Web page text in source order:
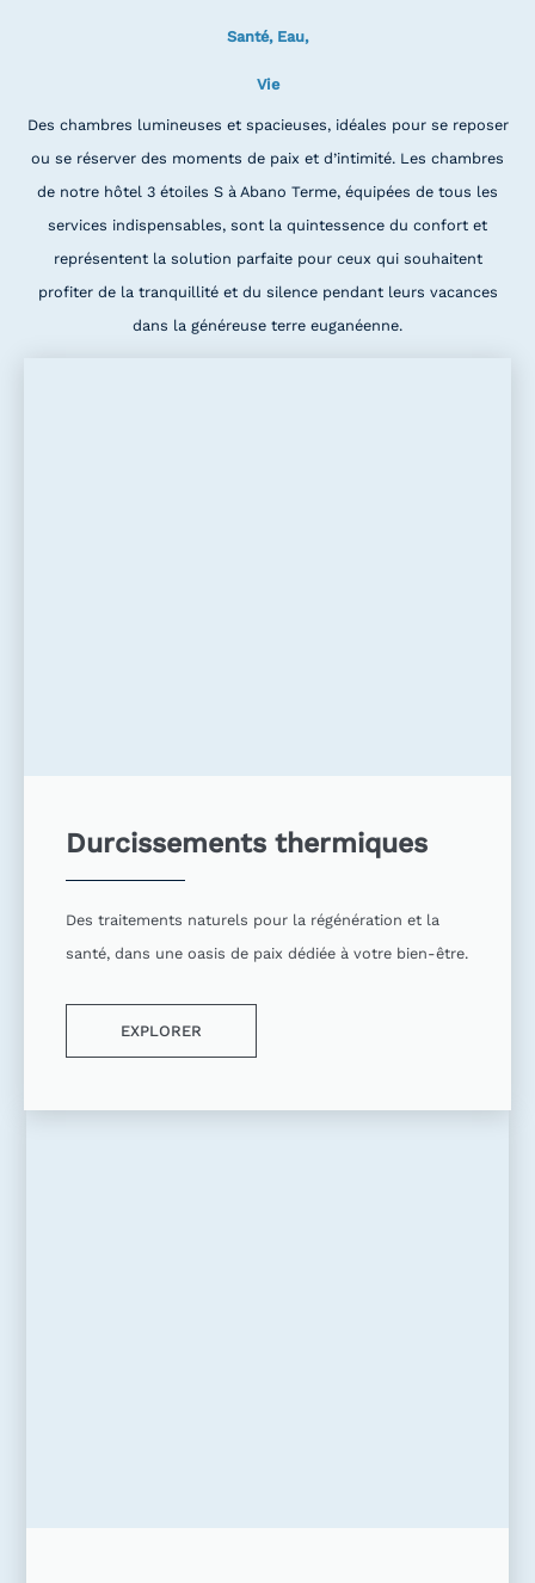
Santé, Eau,
Vie
Des chambres lumineuses et spacieuses, idéales pour se reposer
ou se réserver des moments de paix et d’intimité. Les chambres
de notre hôtel 3 étoiles S à Abano Terme, équipées de tous les
services indispensables, sont la quintessence du confort et
représentent la solution parfaite pour ceux qui souhaitent
profiter de la tranquillité et du silence pendant leurs vacances
dans la généreuse terre euganéenne.
Durcissements thermiques
Des traitements naturels pour la régénération et la
santé, dans une oasis de paix dédiée à votre bien-être.
EXPLORER